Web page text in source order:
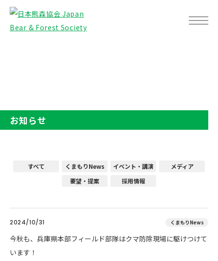
お知らせ
すべて くまもりNews イベント・講演
メディア
要望・提案
採用情報
2024/10/31 くまもりNews
今秋も、兵庫県本部フィールド部隊はクマ防除現場に駆けつけて
います！